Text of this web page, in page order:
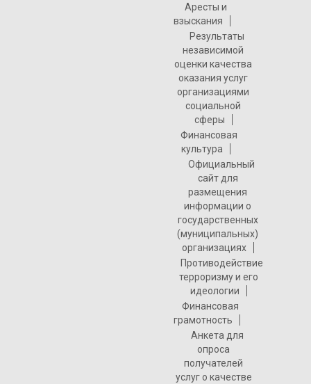
Аресты и
взыскания
Результаты
независимой
оценки качества
оказания услуг
организациями
социальной
сферы
Финансовая
культура
Официальный
сайт для
размещения
информации о
государственных
(муниципальных)
организациях
Противодействие
терроризму и его
идеологии
Финансовая
грамотность
Анкета для
опроса
получателей
услуг о качестве